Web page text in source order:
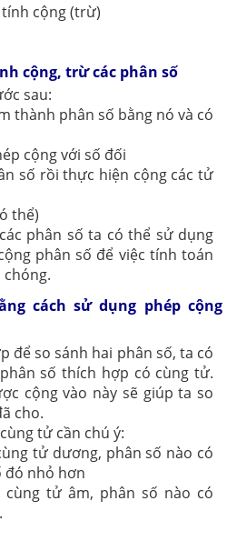
cộng (trừ)
cộng, trừ các phân số
sau:
thành phân số bằng nó và có
cộng với số đối
số rồi thực hiện cộng các tử
thể)
phân số ta có thể sử dụng
phân số để việc tính toán
cách sử dụng phép cộng
để so sánh hai phân số, ta có
số thích hợp có cùng tử.
cộng vào này sẽ giúp ta so
cho.
tử cần chú ý:
tử dương, phân số nào có
đó nhỏ hơn
tử âm, phân số nào có